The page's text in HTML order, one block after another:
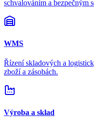
schvalováním a bezpečným
WMS
Řízení skladových a
zboží a zásobách.
Výroba a sklad